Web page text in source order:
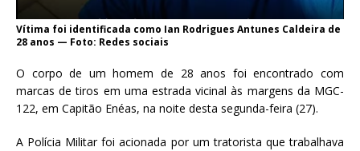
Vítima foi identificada como Ian Rodrigues Antunes Caldeira de
28 anos — Foto: Redes sociais
O corpo de um homem de 28 anos foi encontrado com
marcas de tiros em uma estrada vicinal às margens da MGC-
122, em Capitão Enéas, na noite desta segunda-feira (27).
A Polícia Militar foi acionada por um tratorista que trabalhava